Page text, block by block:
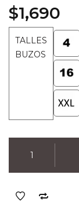
$1,690
TALLES
BUZOS
Mortal
Kombat
01